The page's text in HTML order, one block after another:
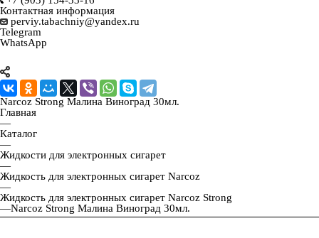
Контактная информация
perviy.tabachniy@yandex.ru
Telegram
WhatsApp
Narcoz Strong Малина Виноград 30мл.
Главная
—
Каталог
—
Жидкости для электронных сигарет
—
Жидкость для электронных сигарет Narcoz
—
Жидкость для электронных сигарет Narcoz Strong
—Narcoz Strong Малина Виноград 30мл.